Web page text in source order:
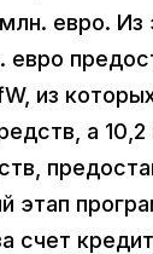
евро.
евро
из
а
этап
счет